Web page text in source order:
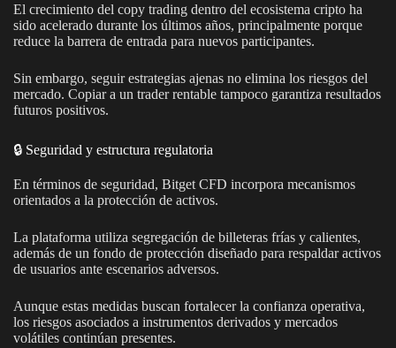
El crecimiento del copy trading dentro del ecosistema cripto ha
sido acelerado durante los últimos años, principalmente porque
reduce la barrera de entrada para nuevos participantes.
Sin embargo, seguir estrategias ajenas no elimina los riesgos del
mercado. Copiar a un trader rentable tampoco garantiza resultados
futuros positivos.
🔒 Seguridad y estructura regulatoria
En términos de seguridad, Bitget CFD incorpora mecanismos
orientados a la protección de activos.
La plataforma utiliza segregación de billeteras frías y calientes,
además de un fondo de protección diseñado para respaldar activos
de usuarios ante escenarios adversos.
Aunque estas medidas buscan fortalecer la confianza operativa,
los riesgos asociados a instrumentos derivados y mercados
volátiles continúan presentes.